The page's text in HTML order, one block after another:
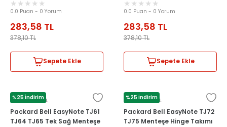
0.0 Puan - 0 Yorum
283,58 TL
378,10TL
Sepete Ekle
0.0 Puan - 0 Yorum
283,58 TL
378,10TL
Sepete Ekle
%25 İndirim
PACKARD BELL
Packard Bell EasyNote TJ61
TJ64 TJ65 Tek Sağ Menteşe
%25 İndirim
PACKARD BELL
Packard Bell EasyNote TJ72
TJ75 Menteşe Hinge Takımı